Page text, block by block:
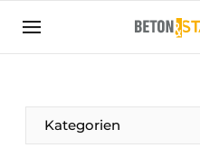
Registrieren Sie sich
Artikel
Unternehmen
Kategorien